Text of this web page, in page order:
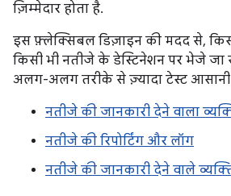
ज़िम्मेदार होता है.
इस फ़्लेक्सिबल डिज़ाइन की मदद से,
किसी भी नतीजे के डेस्टिनेशन पर भेजे जा
अलग-अलग तरीके से ज़्यादा टेस्ट
नतीजे की जानकारी देने वाला
नतीजे की रिपोर्टिंग और लॉग
नतीजे की जानकारी देने वाले